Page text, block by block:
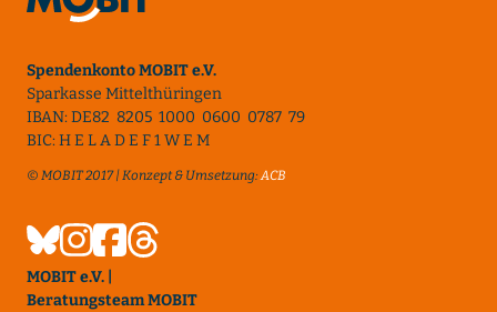
Spendenkonto MOBIT e.V.
Sparkasse Mittelthüringen
IBAN: DE82 8205 1000 0600 0787 79
BIC: H E L A D E F 1 W E M
© MOBIT 2017 | Konzept & Umsetzung:ACB
MOBIT e.V. |
Beratungsteam MOBIT